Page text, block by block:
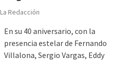
La Redacción
En su 40 aniversario, con la
presencia estelar de Fernando
Villalona, Sergio Vargas, Eddy